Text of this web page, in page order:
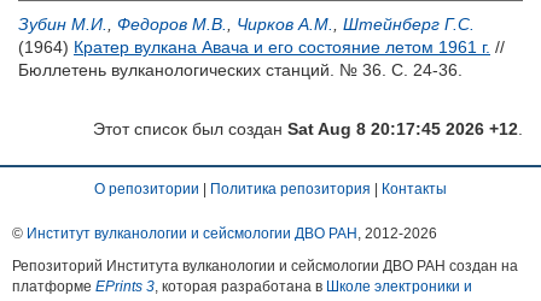
Зубин М.И. Федоров М.В. Чирков А.М.
Штейнберг Г.С.
(1964) Кратер вулкана Авача и его состояние летом 1961 г. //
Бюллетень вулканологических станций. № 36. С. 24-36.
Этот список был создан Sat Aug 8 20:17:45 2026 +12
О репозитории Политика репозитория Контакты
© Институт вулканологии и сейсмологии ДВО РАН , 2012-2026
Репозиторий Института вулканологии и сейсмологии ДВО РАН создан на
платформе EPrints 3, которая разработана в Школе электроники и